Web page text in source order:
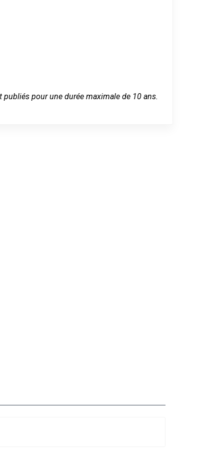
pour une durée maximale de 10 ans.